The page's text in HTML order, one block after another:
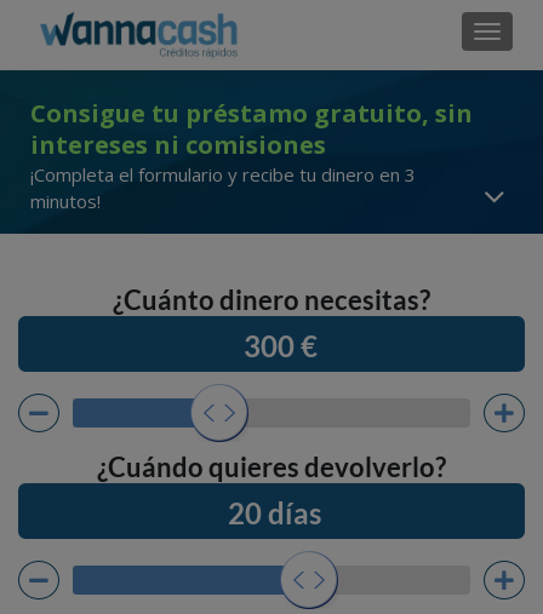
Consigue tu préstamo gratuito, sin
intereses ni comisiones
¡Completa el formulario y recibe tu dinero en 3
minutos!